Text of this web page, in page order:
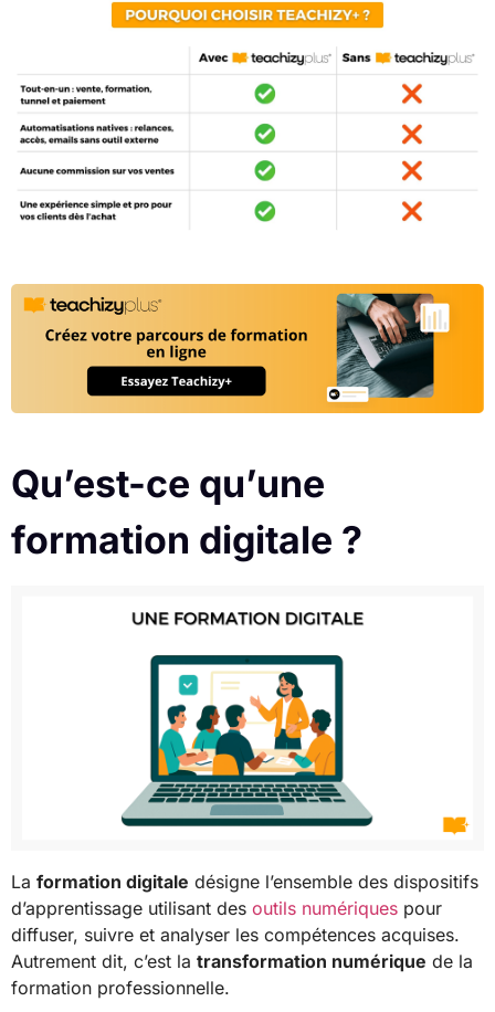
Qu’est-ce qu’une
formation digitale ?
La formation digitale désigne l’ensemble des dispositifs
d’apprentissage utilisant des outils numériques pour
diffuser, suivre et analyser les compétences acquises.
Autrement dit, c’est la transformation numérique de la
formation professionnelle.